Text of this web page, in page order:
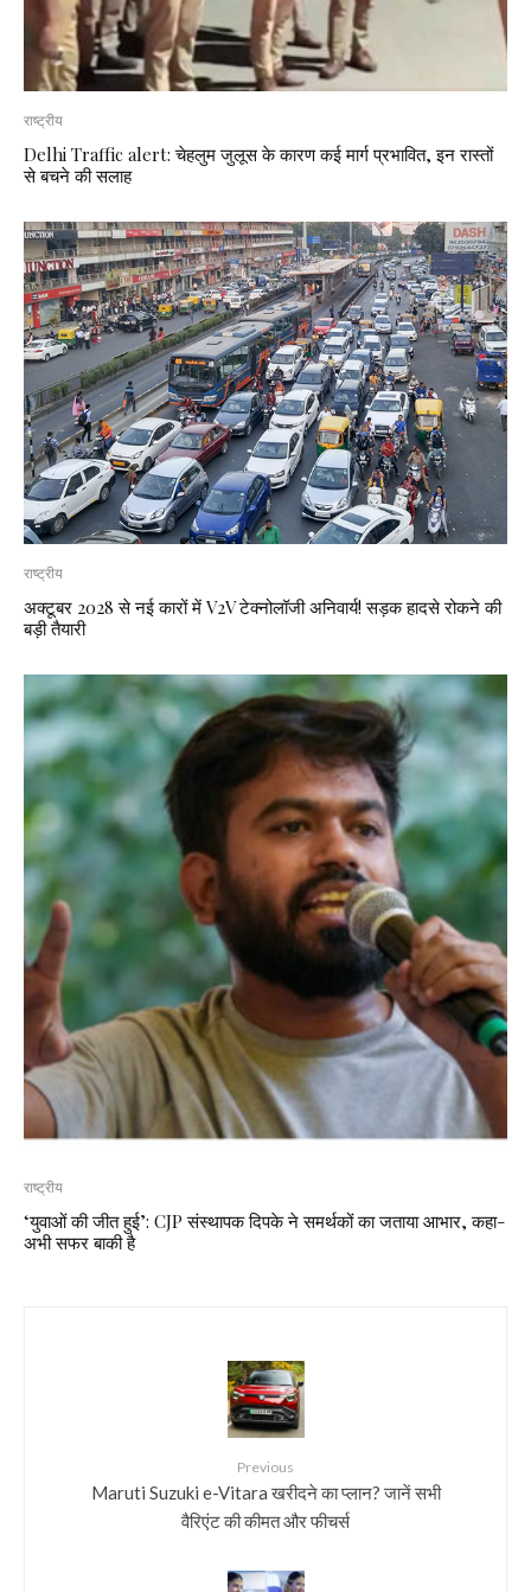
राष्ट्रीय
Delhi Traffic alert: चेहलुम जुलूस के कारण कई मार्ग प्रभावित, इन रास्तों
से बचने की सलाह
राष्ट्रीय
अक्टूबर 2028 से नई कारों में V2V टेक्नोलॉजी अनिवार्य! सड़क हादसे रोकने की
बड़ी तैयारी
राष्ट्रीय
‘युवाओं की जीत हुई’: CJP संस्थापक दिपके ने समर्थकों का जताया आभार, कहा-
अभी सफर बाकी है
Previous
Maruti Suzuki e-Vitara खरीदने का प्लान? जानें सभी
वैरिएंट की कीमत और फीचर्स